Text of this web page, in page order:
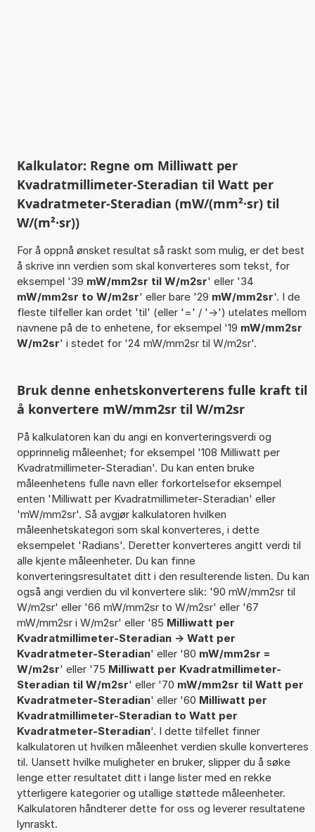
Kalkulator: Regne om Milliwatt per
Kvadratmillimeter-Steradian til Watt per
Kvadratmeter-Steradian (mW/(mm²·sr) til
W/(m²·sr))
For å oppnå ønsket resultat så raskt som mulig, er det best
å skrive inn verdien som skal konverteres som tekst, for
eksempel '39 mW/mm2sr til W/m2sr' eller '34
mW/mm2sr to W/m2sr' eller bare '29 mW/mm2sr'. I de
fleste tilfeller kan ordet 'til' (eller '=' / '->') utelates mellom
navnene på de to enhetene, for eksempel '19 mW/mm2sr
W/m2sr' i stedet for '24 mW/mm2sr til W/m2sr'.
Bruk denne enhetskonverterens fulle kraft til
å konvertere mW/mm2sr til W/m2sr
På kalkulatoren kan du angi en konverteringsverdi og
opprinnelig måleenhet; for eksempel '108 Milliwatt per
Kvadratmillimeter-Steradian'. Du kan enten bruke
måleenhetens fulle navn eller forkortelsefor eksempel
enten 'Milliwatt per Kvadratmillimeter-Steradian' eller
'mW/mm2sr'. Så avgjør kalkulatoren hvilken
måleenhetskategori som skal konverteres, i dette
eksempelet 'Radians'. Deretter konverteres angitt verdi til
alle kjente måleenheter. Du kan finne
konverteringsresultatet ditt i den resulterende listen. Du kan
også angi verdien du vil konvertere slik: '90 mW/mm2sr til
W/m2sr' eller '66 mW/mm2sr to W/m2sr' eller '67
mW/mm2sr i W/m2sr' eller '85 Milliwatt per
Kvadratmillimeter-Steradian -> Watt per
Kvadratmeter-Steradian' eller '80 mW/mm2sr =
W/m2sr' eller '75 Milliwatt per Kvadratmillimeter-
Steradian til W/m2sr' eller '70 mW/mm2sr til Watt per
Kvadratmeter-Steradian' eller '60 Milliwatt per
Kvadratmillimeter-Steradian to Watt per
Kvadratmeter-Steradian'. I dette tilfellet finner
kalkulatoren ut hvilken måleenhet verdien skulle konverteres
til. Uansett hvilke muligheter en bruker, slipper du å søke
lenge etter resultatet ditt i lange lister med en rekke
ytterligere kategorier og utallige støttede måleenheter.
Kalkulatoren håndterer dette for oss og leverer resultatene
lynraskt.